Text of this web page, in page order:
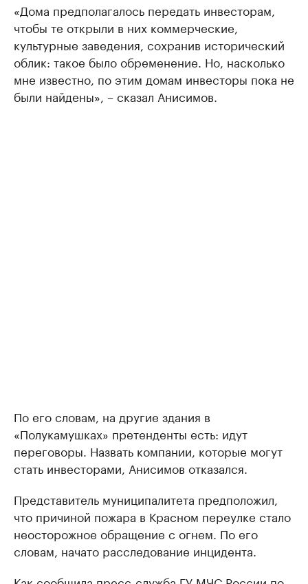
«Дома предполагалось передать инвесторам,
чтобы те открыли в них коммерческие,
культурные заведения, сохранив исторический
облик: такое было обременение. Но, насколько
мне известно, по этим домам инвесторы пока не
были найдены», – сказал Анисимов.
По его словам, на другие здания в
«Полукамушках» претенденты есть: идут
переговоры. Назвать компании, которые могут
стать инвесторами, Анисимов отказался.
Представитель муниципалитета предположил,
что причиной пожара в Красном переулке стало
неосторожное обращение с огнем. По его
словам, начато расследование инцидента.